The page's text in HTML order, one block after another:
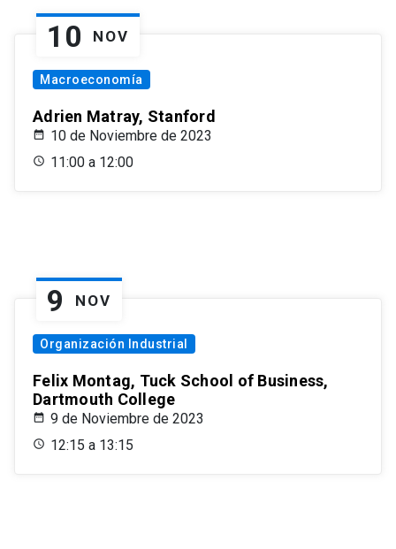
10 NOV
Macroeconomía
Adrien Matray, Stanford
10 de Noviembre de 2023
11:00 a 12:00
9 NOV
Organización Industrial
Felix Montag, Tuck School of Business,
Dartmouth College
9 de Noviembre de 2023
12:15 a 13:15